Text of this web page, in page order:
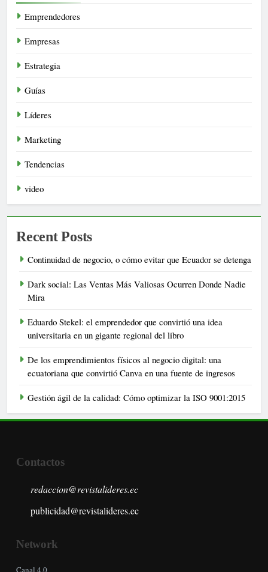
Emprendedores
Empresas
Estrategia
Guías
Líderes
Marketing
Tendencias
video
Recent Posts
Continuidad de negocio, o cómo evitar que Ecuador se detenga
Dark social: Las Ventas Más Valiosas Ocurren Donde Nadie
Mira
Eduardo Stekel: el emprendedor que convirtió una idea
universitaria en un gigante regional del libro
De los emprendimientos físicos al negocio digital: una
ecuatoriana que convirtió Canva en una fuente de ingresos
Gestión ágil de la calidad: Cómo optimizar la ISO 9001:2015
Contactos
redaccion@revistalideres.ec
publicidad@revistalideres.ec
Network
Canal 4.0